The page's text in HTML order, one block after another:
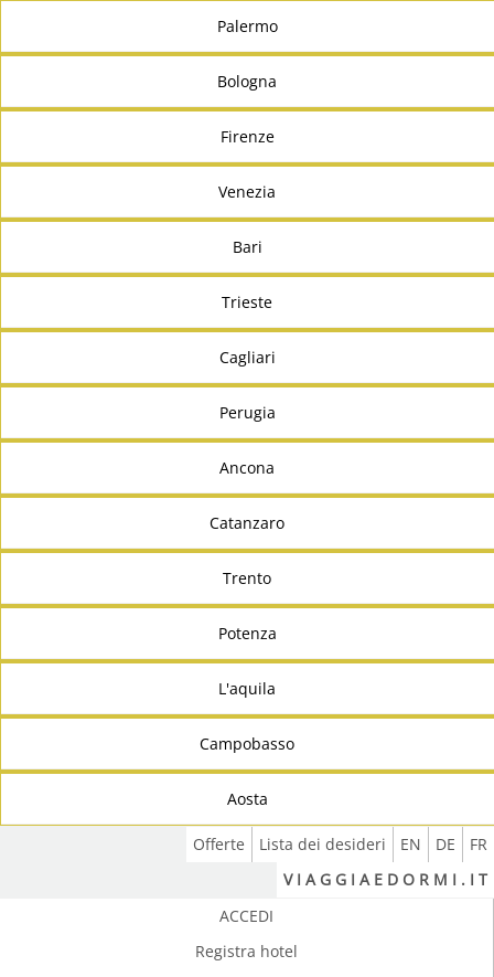
Palermo
Bologna
Firenze
Venezia
Bari
Trieste
Cagliari
Perugia
Ancona
Catanzaro
Trento
Potenza
L'aquila
Campobasso
Aosta
FR
DE
EN
Lista dei desideri
Offerte
V I A G G I A E D O R M I . I T
ACCEDI
Registra hotel